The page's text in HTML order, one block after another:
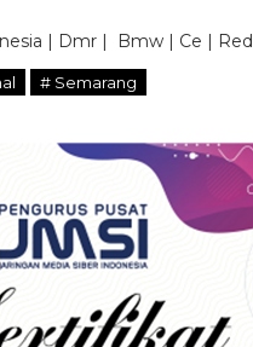
| Dmr | Bmw | Ce | Red
# Semarang